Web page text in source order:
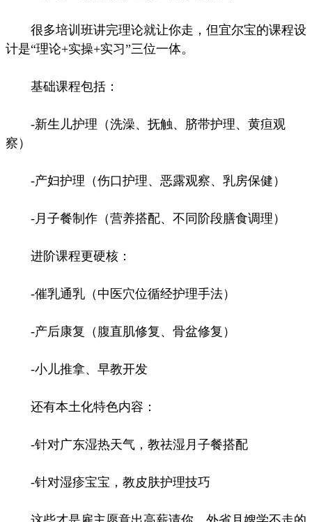
很多培训班讲完理论就让你走，但宜尔宝的课程设
计是“理论+实操+实习”三位一体。
基础课程包括：
-新生儿护理（洗澡、抚触、脐带护理、黄疸观
察）
-产妇护理（伤口护理、恶露观察、乳房保健）
-月子餐制作（营养搭配、不同阶段膳食调理）
进阶课程更硬核：
-催乳通乳（中医穴位循经护理手法）
-产后康复（腹直肌修复、骨盆修复）
-小儿推拿、早教开发
还有本土化特色内容：
-针对广东湿热天气，教祛湿月子餐搭配
-针对湿疹宝宝，教皮肤护理技巧